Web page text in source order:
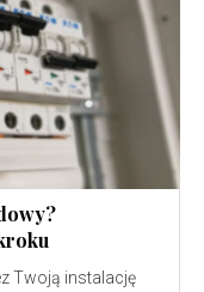
Twoją instalację